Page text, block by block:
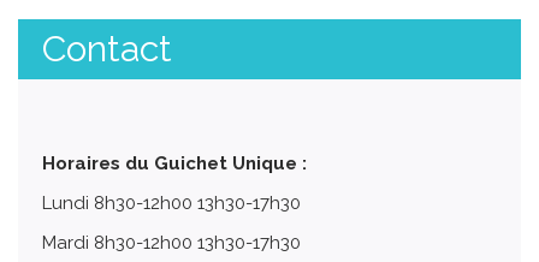
Contact
Horaires du Guichet Unique :
Lundi 8h30-12h00 13h30-17h30
Mardi 8h30-12h00 13h30-17h30